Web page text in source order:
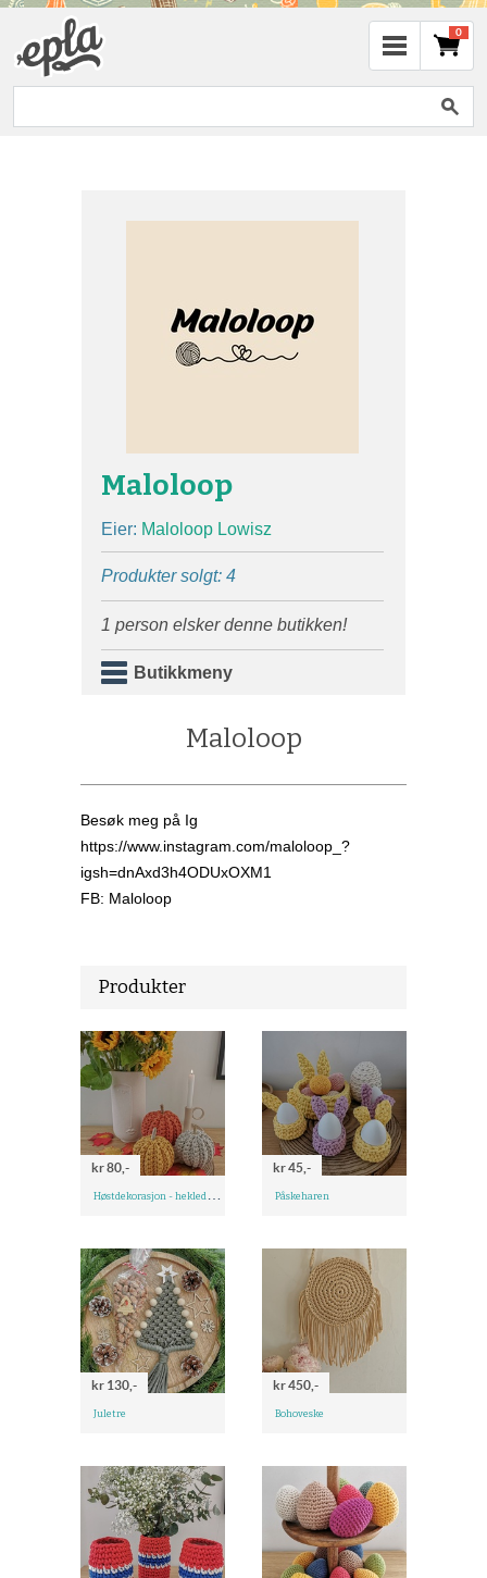
0
Maloloop
Eier: Maloloop Lowisz
Produkter solgt: 4
1 person elsker denne butikken!
Butikkmeny
Maloloop
Besøk meg på Ig
https://www.instagram.com/maloloop_?
igsh=dnAxd3h4ODUxOXM1
FB: Maloloop
Produkter
kr 80,- kr 45,-
Påskeharen
kr 130,-
Juletre
kr 450,-
Bohoveske